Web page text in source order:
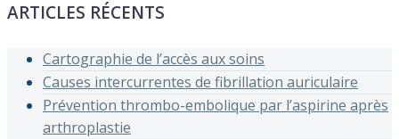
ARTICLES RÉCENTS
Cartographie de l’accès aux soins
Causes intercurrentes de fibrillation auriculaire
Prévention thrombo-embolique par l’aspirine après
arthroplastie